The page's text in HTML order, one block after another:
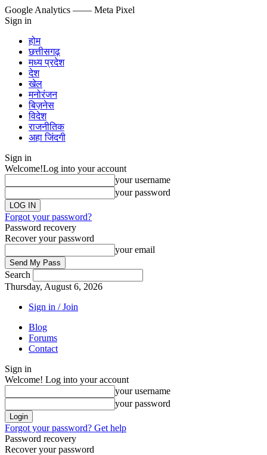
Google Analytics —— Meta Pixel
Sign in
होम
छत्तीसगढ़
मध्य प्रदेश
देश
खेल
मनोरंजन
बिज़नेस
विदेश
राजनीतिक
अहा जिंदगी
Sign in
Welcome!Log into your account
your username
your password
Forgot your password?
Password recovery
Recover your password
your email
Search
Thursday, August 6, 2026
Sign in / Join
Blog
Forums
Contact
Sign in
Welcome! Log into your account
your username
your password
Forgot your password? Get help
Password recovery
Recover your password